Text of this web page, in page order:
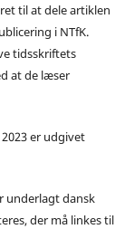
til at dele artiklen
i NTfK.
tidsskriftets
at de læser
er udgivet
underlagt dansk
der må linkes til